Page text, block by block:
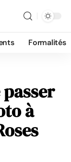
Formalités
à